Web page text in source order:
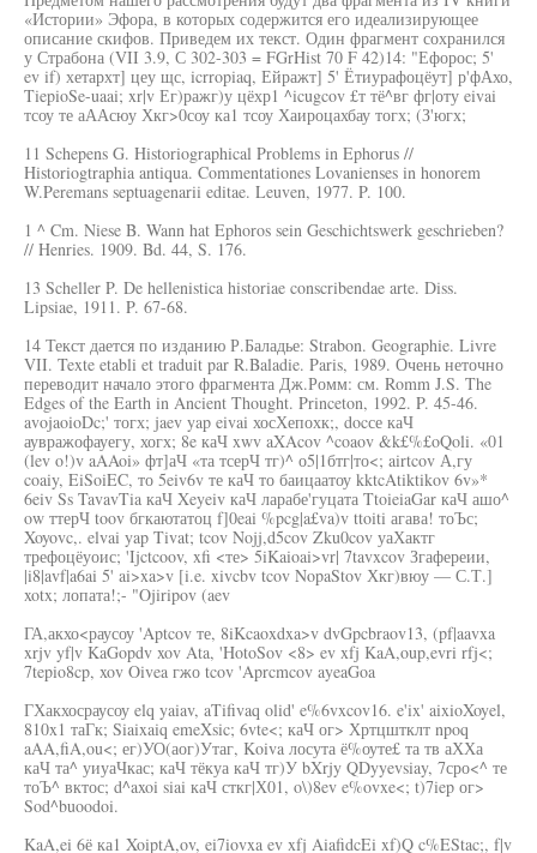
«Истории» Эфора, в которых содержится его идеализирующее
описание скифов. Приведем их текст. Один фрагмент сохранился
у Страбона (VII 3.9, С 302-303 = FGrHist 70 F 42)14: "Ефорос; 5'
ev if) хетархт] цеу щс, icrropiaq, Ейражт] 5' Ётиурафоцёут] р'фАхо,
TiepioSe-uaai; xr|v Ег)ражг)у цёхр1 ^icugcov £т тё^вг фг|оту eivai
тсоу те аААсюу Хкг>0соу ка1 тсоу Хаироцахбау тогх; (З'югх;
11 Schepens G. Historiographical Problems in Ephorus //
Historiogtraphia antiqua. Commentationes Lovanienses in honorem
W.Peremans septuagenarii editae. Leuven, 1977. P. 100.
1 ^ Cm. Niese B. Wann hat Ephoros sein Geschichtswerk geschrieben?
// Henries. 1909. Bd. 44, S. 176.
13 Scheller P. De hellenistica historiae conscribendae arte. Diss.
Lipsiae, 1911. P. 67-68.
14 Текст дается по изданию Р.Баладье: Strabon. Geographie. Livre
VII. Texte etabli et traduit par R.Baladie. Paris, 1989. Очень неточно
переводит начало этого фрагмента Дж.Ромм: см. Romm J.S. The
Edges of the Earth in Ancient Thought. Princeton, 1992. P. 45-46.
avojaoioDc;' тогх; jaev yap eivai хосХепохк;, docсе каЧ
аувражофауегу, хогх; 8e каЧ xwv aXAcov ^coaov &k£%£oQoli. «01
(lev o!)v aAAoi» фт]аЧ «та тсерЧ тг)^ о5|1бтг|то<; airtcov А,гу
coaiy, EiSoiEC, то 5eiv6v те каЧ то баицаатоу kktcAtiktikov 6v»*
6eiv Ss TavavTia каЧ Xeyeiv каЧ ларабе'гуцата TtoieiaGar каЧ ашо^
ow ттерЧ toov бгкаютатоц f]0eai %pcg|a£va)v ttoiti агава! тоЪс;
Xoyovc,. elvai yap Tivat; tcov Nojj,d5cov Zku0cov уаХактг
трефоцёуоис; 'Ijctcoov, xfi <те> 5iKaioai>vr| 7tavxcov Згафереии,
|i8|avf|a6ai 5' ai>xa>v [i.e. xivcbv tcov NopaStov Хкг)вюу — С.Т.]
xotx; лопата!;- "Ojiripov (aev
ГА,акхо<раусоу 'Aptcov те, 8iKcaoxdxa>v dvGpcbraov13, (pf|aavxa
xrjv yf|v KaGopdv xov Ata, 'HotoSov <8> ev xfj KaA,oup,evri rfj<;
7tepio8cp, xov Oivea гжо tcov 'Aprcmcov ayeaGoa
ГХакхосраусоу elq yaiav, aTifivaq olid' e%6vxcov16. e'ix' aixioXoyel,
810x1 таГк; Siaixaiq emeXsic; 6vte<; каЧ ог> Хртцштклт npoq
aAA,fiA,ou<; ег)УО(аог)Утаг, Koiva лосута ё%оуте£ та тв аХХа
каЧ та^ уиуаЧкас; каЧ тёкуа каЧ тг)У bXrjy QDyyevsiay, 7сро<^ те
тоЪ^ вктос; d^axoi siai каЧ сткг|Х01, o\)8ev e%ovxe<; t)7iep ог>
Sod^buoodoi.
KaA,ei 6ё ка1 XoiptA,ov, ei7iovxa ev xfj AiafidcEi xf)Q c%EStac;, f|v